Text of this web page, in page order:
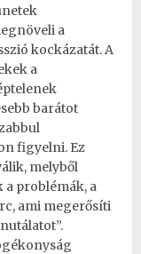
a
kockázatát. A
a
barátot
figyelni. Ez
melyből
a problémák, a
ami megerősíti